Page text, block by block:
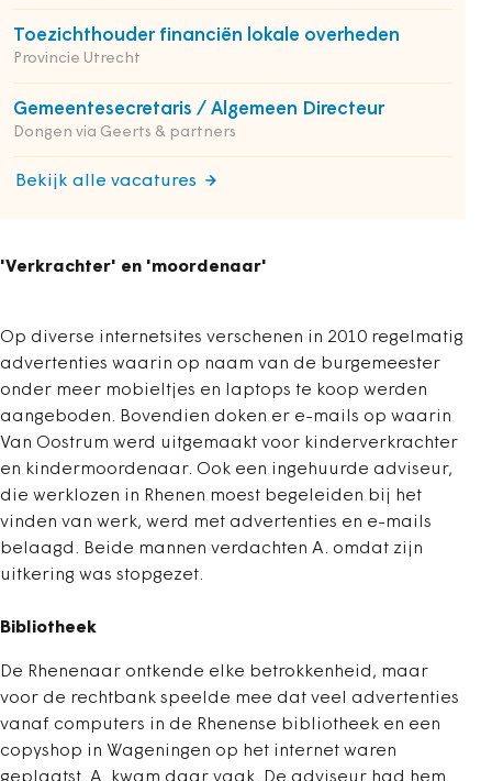
Toezichthouder financiën lokale overheden
Provincie Utrecht
Gemeentesecretaris / Algemeen Directeur
Dongen via Geerts & partners
Bekijk alle vacatures
'Verkrachter' en 'moordenaar'
Op diverse internetsites verschenen in 2010 regelmatig
advertenties waarin op naam van de burgemeester
onder meer mobieltjes en laptops te koop werden
aangeboden. Bovendien doken er e-mails op waarin
Van Oostrum werd uitgemaakt voor kinderverkrachter
en kindermoordenaar. Ook een ingehuurde adviseur,
die werklozen in Rhenen moest begeleiden bij het
vinden van werk, werd met advertenties en e-mails
belaagd. Beide mannen verdachten A. omdat zijn
uitkering was stopgezet.
Bibliotheek
De Rhenenaar ontkende elke betrokkenheid, maar
voor de rechtbank speelde mee dat veel advertenties
vanaf computers in de Rhenense bibliotheek en een
copyshop in Wageningen op het internet waren